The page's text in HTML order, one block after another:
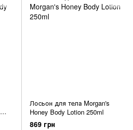
Лосьон для тела Morgan's
Honey Body Lotion 250ml
869 грн